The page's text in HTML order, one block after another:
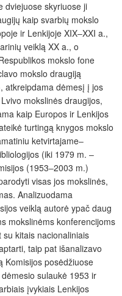
dviejuose skyriuose ji
kaip svarbių mokslo
ir Lenkijoje XIX‒XXI a.,
veiklą XX a., o
mokslo fone
mokslo draugiją
atkreipdama dėmesį į jos
mokslinės draugijos,
kaip Europos ir Lenkijos
turtingą knygos mokslo
ketvirtajame‒
(iki 1979 m. ‒
(1953‒2003 m.)
visas jos mokslinės,
Analizuodama
veiklą autorė ypač daug
mokslinėms konferencijoms
kitais nacionaliniais
taip pat išanalizavo
Komisijos posėdžiuose
sulaukė 1953 ir
įvykiais Lenkijos